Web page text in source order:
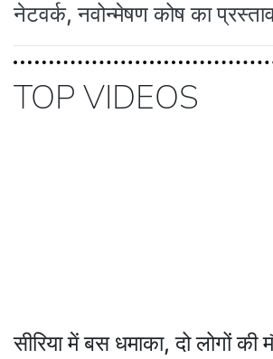
नेटवर्क, नवोन्मेषण कोष का
TOP VIDEOS
सीरिया में बस धमाका, दो लोगों